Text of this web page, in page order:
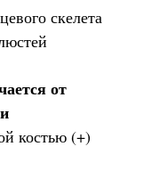
скелета
от
костью (+)